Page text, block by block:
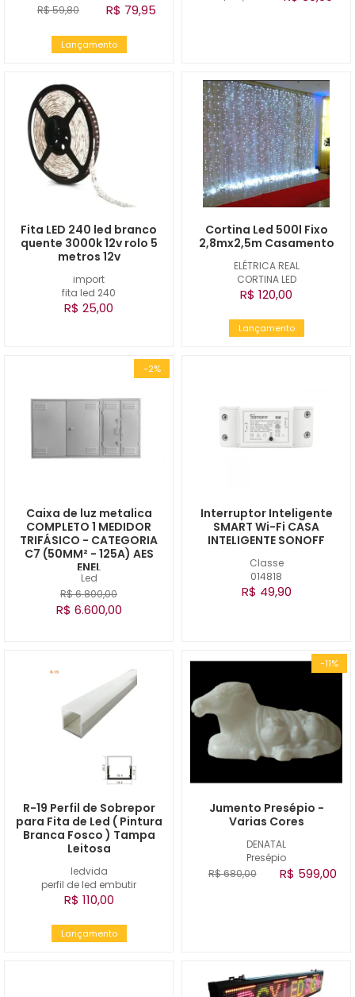
R$ 59,80
R$ 79,95
Lançamento
import
fita led 240
Fita LED 240 led branco
quente 3000k 12v rolo 5
metros 12v
R$ 25,00
ELÉTRICA REAL
CORTINA LED
Cortina Led 500l Fixo
2,8mx2,5m Casamento
R$ 120,00
Lançamento
-2%
Led
Caixa de luz metalica
COMPLETO 1 MEDIDOR
TRIFÁSICO - CATEGORIA
C7 (50MM² - 125A) AES
ENEL
R$ 6.800,00
R$ 6.600,00
Classe
014818
Interruptor Inteligente
SMART Wi-Fi CASA
INTELIGENTE SONOFF
R$ 49,90
ledvida
perfil de led embutir
R-19 Perfil de Sobrepor
para Fita de Led ( Pintura
Branca Fosco ) Tampa
Leitosa
R$ 110,00
Lançamento
-11%
DENATAL
Presépio
Jumento Presépio -
Varias Cores
R$ 680,00 R$ 599,00